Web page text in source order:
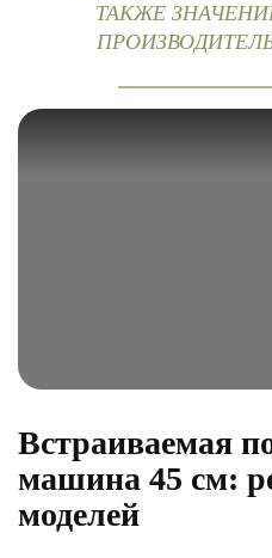
ТАКЖЕ
Встраиваемая
машина 45 см:
моделей